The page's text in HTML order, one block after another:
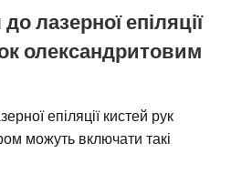
лазерної епіляції
олександритовим
епіляції кистей рук
можуть включати такі